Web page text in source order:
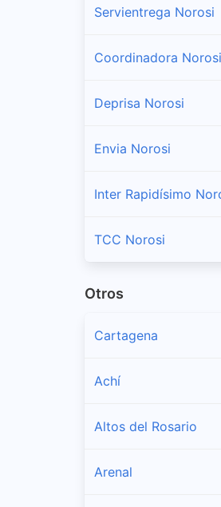
Servientrega Norosi
Coordinadora Norosi
Deprisa Norosi
Envia Norosi
Inter Rapidísimo
TCC Norosi
Otros
Cartagena
Achí
Altos del Rosario
Arenal